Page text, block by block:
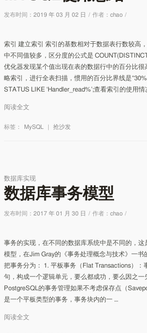
发布时间：2019 年 03 月 02 日 / 作者：chao /
索引 建立索引 索引的基数相对于数据表行数较高
中不同值较多，区分度的公式是
优化器发现某个值出现在表的数据行中的百分比很
略索引，进行全表扫描，惯用的百分比界线是
STATUS LIKE ‘Handler_read%’;查看索引的使用情
阅读全文
标签： MySQL 抢沙发
数据库实现
数据库事务模型
发布时间：2017 年 01 月 30 日 / 作者：chao /
事务的实现，在不同的数据库系统中是不同的，这
模型，在Jim Gray的《事务处理概念与技术》一书
把事务分为： 1. 平板事务（Flat Transactions）：
句，构成一个逻辑单元，要么都成功，要么因之一
PostgreSQL的事务管理如果不考虑保存点（
是一个平板类型的事务，事务块内的一 …
阅读全文